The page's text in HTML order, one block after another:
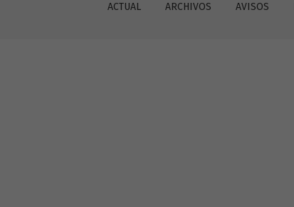
ACTUAL ARCHIVOS AVISOS